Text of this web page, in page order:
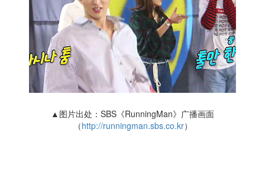
▲图片出处：SBS《RunningMan》广播画面
（http://runningman.sbs.co.kr）